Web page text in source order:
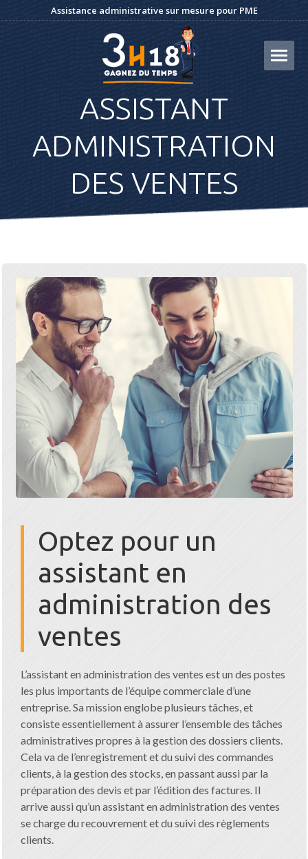
Assistance administrative sur mesure pour PME
ASSISTANT
ADMINISTRATION
DES VENTES
Optez pour un
assistant en
administration des
ventes
L’assistant en administration des ventes est un des postes
les plus importants de l’équipe commerciale d’une
entreprise. Sa mission englobe plusieurs tâches, et
consiste essentiellement à assurer l’ensemble des tâches
administratives propres à la gestion des dossiers clients.
Cela va de l’enregistrement et du suivi des commandes
clients, à la gestion des stocks, en passant aussi par la
préparation des devis et par l’édition des factures. Il
arrive aussi qu’un assistant en administration des ventes
se charge du recouvrement et du suivi des règlements
clients.